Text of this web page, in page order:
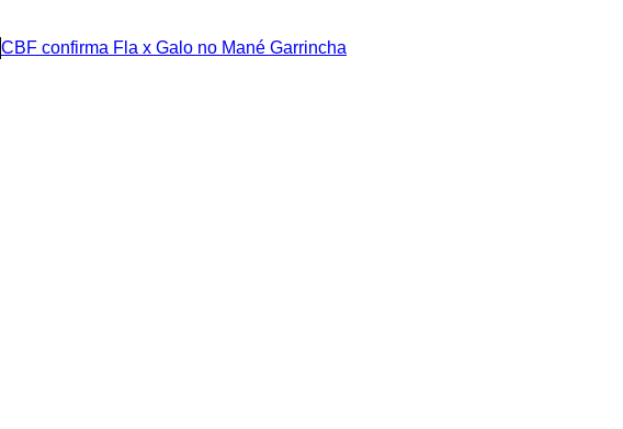
CBF confirma Fla x Galo no Mané Garrincha